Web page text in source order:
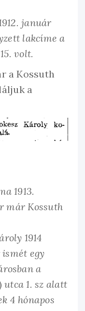
január
lakcíme a
volt.
a Kossuth
a
1913.
már Kossuth
1914
egy
a
utca 1. sz alatt
4 hónapos